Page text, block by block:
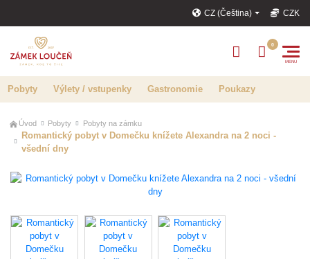
CZ (Čeština) CZK
Pobyty Výlety / vstupenky Gastronomie Poukazy
Úvod Pobyty Pobyty na zámku
Romantický pobyt v Domečku knížete Alexandra na 2 noci -
všední dny